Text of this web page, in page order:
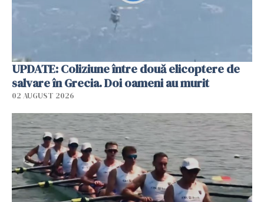
UPDATE: Coliziune între două elicoptere de
salvare în Grecia. Doi oameni au murit
02 AUGUST 2026